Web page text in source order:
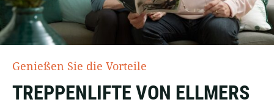
Genießen Sie die Vorteile
TREPPENLIFTE VON ELLMERS